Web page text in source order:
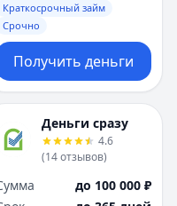
П
Пенза
Пермь
Р
Ростов-на-Дону
Рязань
С
Самара
Санкт-Петербург
П
Пенза
Пермь
Р
Ростов-на-Дону
Рязань
С
Самара
Санкт-Петербург
Краткосрочный займ
Срочно
Получить деньги
Деньги сразу
4.6
(14отзывов)
до 100 000 ₽